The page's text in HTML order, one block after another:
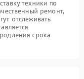
техники по
ремонт,
отслеживать
срока